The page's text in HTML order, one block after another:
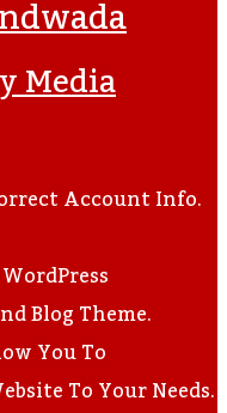
Media
Account Info.
Blog Theme.
You To
To Your Needs.